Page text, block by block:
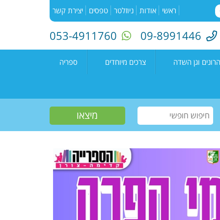
ראשי אודות ניוזלטר טפסים יצירת קשר
09-8991446
053-4911760
וגן השדה
קדימה צורן
צרכים מיוחדים
עמיתים
שווים צעירים
חוגים למיוחדים
ספריה
קטלוג הספריה
הזמנת ספרים
יוצרים מקומיים
"מילה במקום"